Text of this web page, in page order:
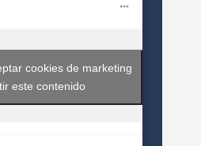
cookies de marketing
este contenido